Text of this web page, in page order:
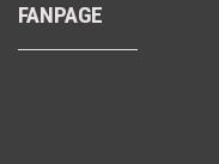
FANPAGE